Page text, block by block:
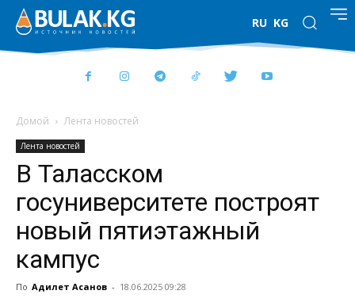
RU KG
Домой Лента новостей
Лента новостей
В Таласском
госуниверситете построят
новый пятиэтажный
кампус
По Адилет Асанов - 18.06.2025 09:28